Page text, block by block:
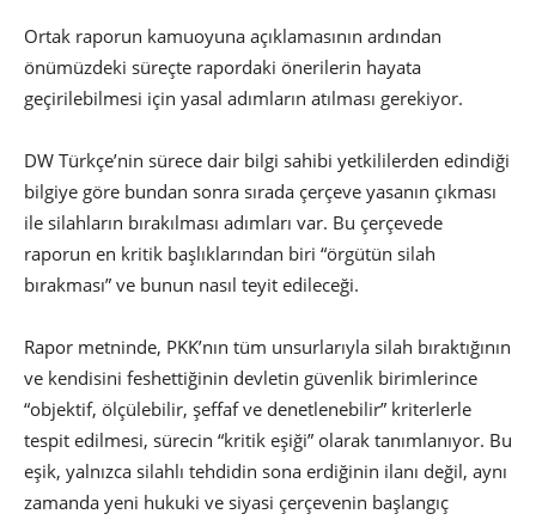
Ortak raporun kamuoyuna açıklamasının ardından
önümüzdeki süreçte rapordaki önerilerin hayata
geçirilebilmesi için yasal adımların atılması gerekiyor.
DW Türkçe’nin sürece dair bilgi sahibi yetkililerden edindiği
bilgiye göre bundan sonra sırada çerçeve yasanın çıkması
ile silahların bırakılması adımları var. Bu çerçevede
raporun en kritik başlıklarından biri “örgütün silah
bırakması” ve bunun nasıl teyit edileceği.
Rapor metninde, PKK’nın tüm unsurlarıyla silah bıraktığının
ve kendisini feshettiğinin devletin güvenlik birimlerince
“objektif, ölçülebilir, şeffaf ve denetlenebilir” kriterlerle
tespit edilmesi, sürecin “kritik eşiği” olarak tanımlanıyor. Bu
eşik, yalnızca silahlı tehdidin sona erdiğinin ilanı değil, aynı
zamanda yeni hukuki ve siyasi çerçevenin başlangıç